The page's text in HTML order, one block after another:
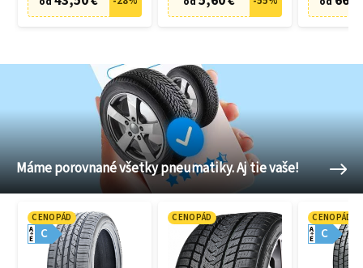
Máme porovnané všetky pneumatiky. Aj tie vaše!
CENOPÁD
C
A
E
CENOPÁD CENOPÁD
C
A
E